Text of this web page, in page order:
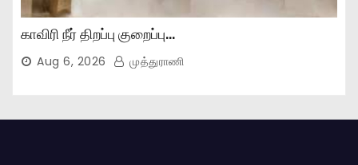
காவிரி நீர் திறப்பு குறைப்பு…
Aug 6, 2026 முத்துராணி